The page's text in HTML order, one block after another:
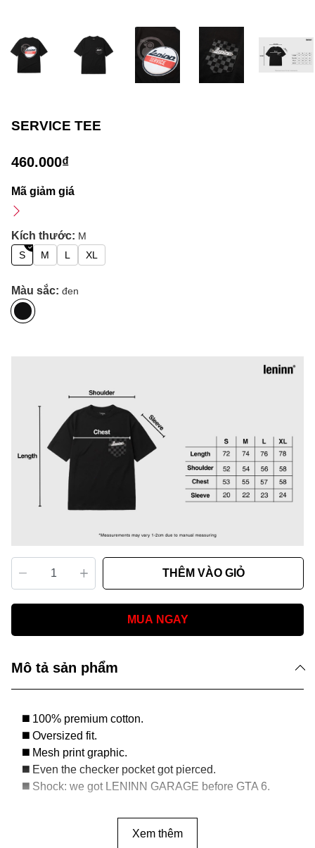
SERVICE TEE
460.000₫
Mã giảm giá
Kích thước: M
S
M L XL
Màu sắc: đen
THÊM VÀO GIỎ
MUA NGAY
Mô tả sản phẩm
◼️ 100% premium cotton.
◼️ Oversized fit.
◼️ Mesh print graphic.
◼️ Even the checker pocket got pierced.
◼️ Shock: we got LENINN GARAGE before GTA 6.
Xem thêm